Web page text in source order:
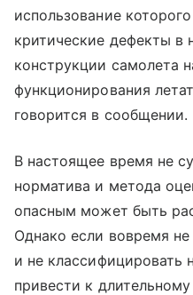
использование
критические дефекты в
конструкции самолета
функционирования
говорится в сообщении.
В настоящее время не
норматива и метода
опасным может быть
Однако если вовремя
и не классифицировать
привести к